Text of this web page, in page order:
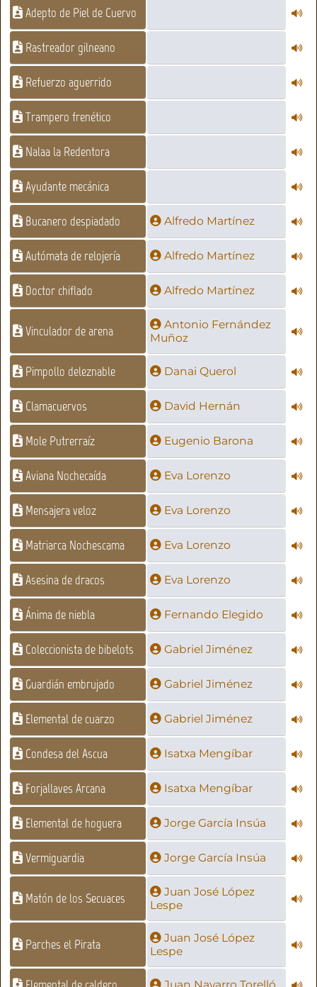
Adepto de Piel de Cuervo
Rastreador gilneano
Refuerzo aguerrido
Trampero frenético
Nalaa la Redentora
Ayudante mecánica
Bucanero despiadado Alfredo Martínez
Autómata de relojería Alfredo Martínez
Doctor chiflado Alfredo Martínez
Vinculador de arena
Antonio Fernández
Muñoz
Pimpollo deleznable Danai Querol
Clamacuervos David Hernán
Mole Putrerraíz Eugenio Barona
Aviana Nochecaída Eva Lorenzo
Mensajera veloz Eva Lorenzo
Matriarca Nochescama Eva Lorenzo
Asesina de dracos Eva Lorenzo
Ánima de niebla Fernando Elegido
Coleccionista de bibelots Gabriel Jiménez
Guardián embrujado Gabriel Jiménez
Elemental de cuarzo Gabriel Jiménez
Condesa del Ascua Isatxa Mengíbar
Forjallaves Arcana Isatxa Mengíbar
Elemental de hoguera Jorge García Insúa
Vermiguardia Jorge García Insúa
Matón de los Secuaces
Juan José López
Lespe
Parches el Pirata
Juan José López
Lespe